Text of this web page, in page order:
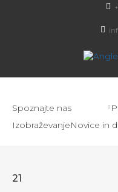
Spoznajte nas
IzobraževanjeNovice in
21